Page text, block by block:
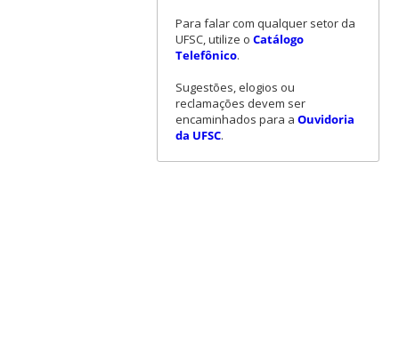
Para falar com qualquer setor da
UFSC, utilize o Catálogo
Telefônico.
Sugestões, elogios ou
reclamações devem ser
encaminhados para a Ouvidoria
da UFSC.